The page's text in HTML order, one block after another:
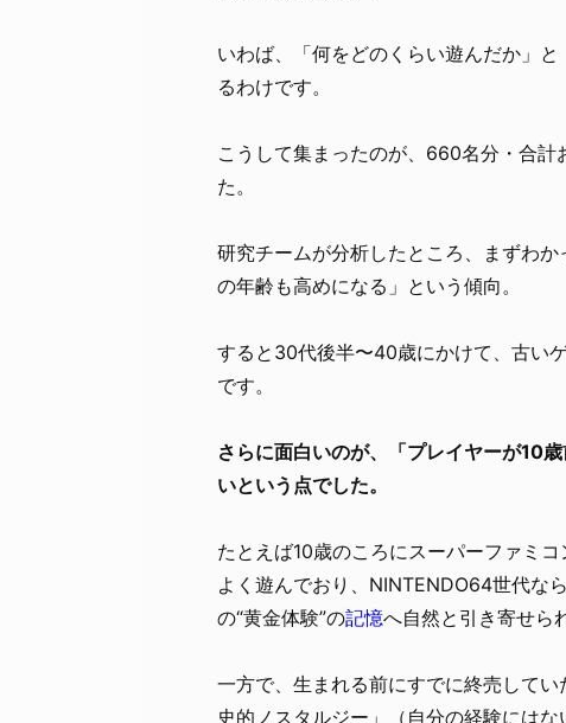
いわば、「何をどのくらい遊んだか」
るわけです。
こうして集まったのが、660名分・合計
た。
研究チームが分析したところ、まずわ
の年齢も高めになる」という傾向。
すると30代後半〜40歳にかけて、古い
です。
さらに面白いのが、「プレイヤーが10
いという点でした。
たとえば10歳のころにスーパーファミ
よく遊んでおり、NINTENDO64世代
の“黄金体験”の記憶へ自然と引き寄せら
一方で、生まれる前にすでに終売して
史的ノスタルジー」（自分の経験には